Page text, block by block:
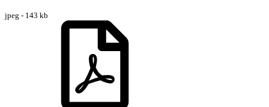
jpeg - 143 kb